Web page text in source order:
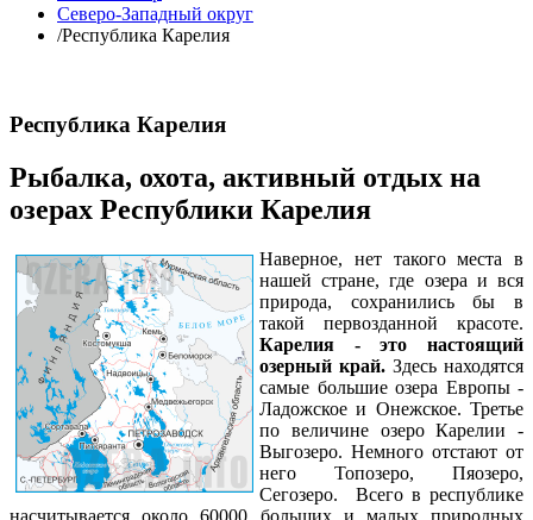
Северо-Западный округ
/Республика Карелия
Республика Карелия
Рыбалка, охота, активный отдых на
озерах Республики Карелия
Наверное, нет такого места в
нашей стране, где озера и вся
природа, сохранились бы в
такой первозданной красоте.
Карелия - это настоящий
озерный край. Здесь находятся
самые большие озера Европы -
Ладожское и Онежское. Третье
по величине озеро Карелии -
Выгозеро. Немного отстают от
него Топозеро, Пяозеро,
Сегозеро. Всего в республике